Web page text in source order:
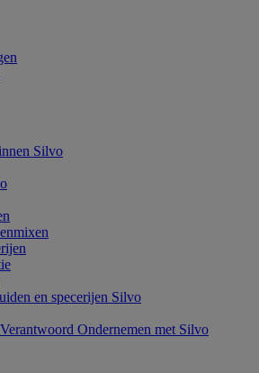
Silvo
en specerijen Silvo
Ondernemen met Silvo